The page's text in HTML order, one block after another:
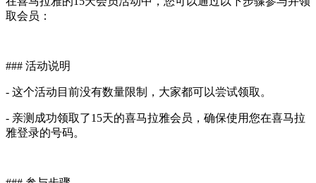
取会员：
### 活动说明
- 这个活动目前没有数量限制，大家都可以尝试领取。
- 亲测成功领取了15天的喜马拉雅会员，确保使用您在喜马拉
雅登录的号码。